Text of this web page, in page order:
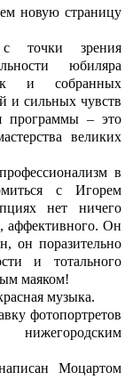
новую страницу
точки зрения
юбиляра
и собранных
и сильных чувств
программы – это
великих
в
с Игорем
нет ничего
аффективного. Он
он поразительно
и тотального
маяком!
музыка.
фотопортретов
Моцартом